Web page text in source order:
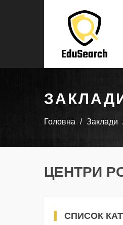
Головна Заклади
ЦЕНТРИ
СПИСОК